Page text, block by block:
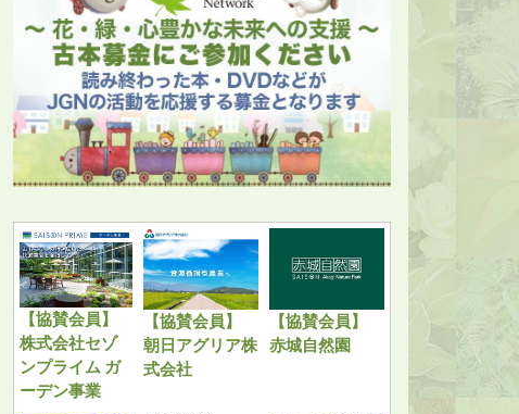
【協賛会員】
株式会社セゾ
ンプライム ガ
ーデン事業
【協賛会員】
朝日アグリア株
式会社
【協賛会員】
赤城自然園